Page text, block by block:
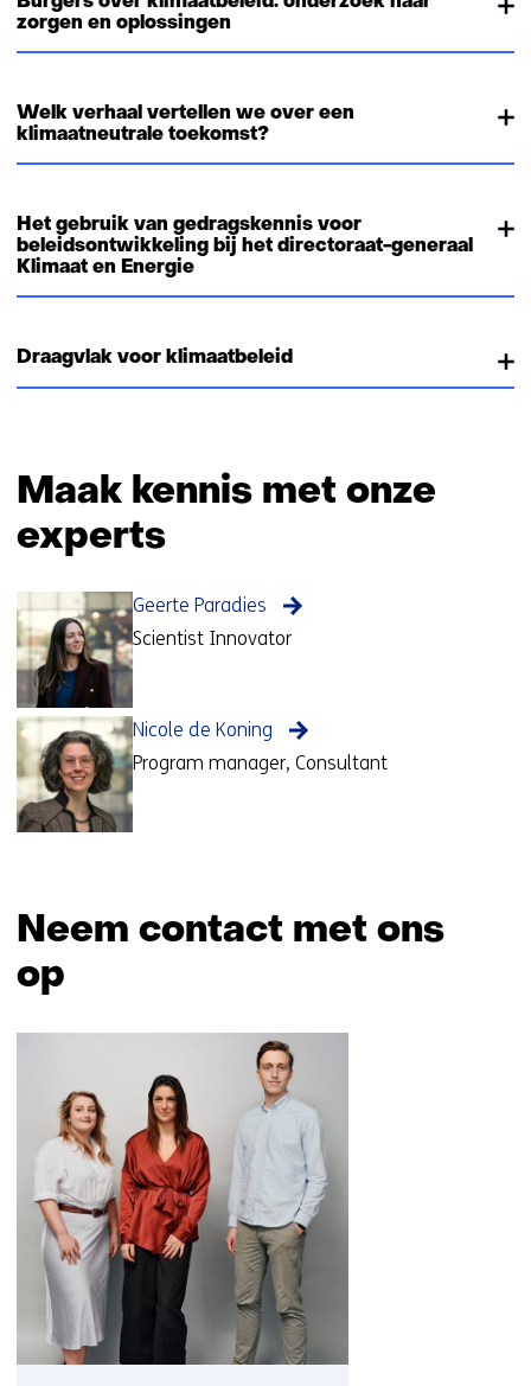
e
e
t
)
zorgen en oplossingen
Welk verhaal vertellen we over een
klimaatneutrale toekomst?
Het gebruik van gedragskennis voor
beleidsontwikkeling bij het directoraat-generaal
Klimaat en Energie
Draagvlak voor klimaatbeleid
Maak kennis met onze
experts
Geerte Paradies
Scientist Innovator
Nicole de Koning
Program manager, Consultant
Neem contact met ons
op
navigatie
over
(Neem
contact
op)